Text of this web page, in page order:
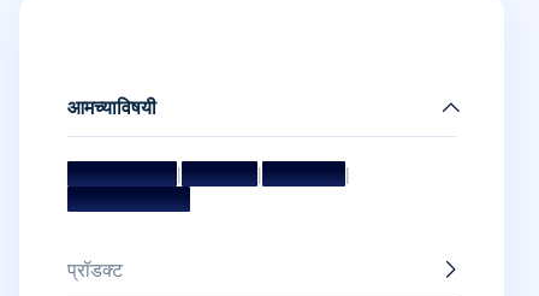
आमच्याविषयी
मिशन आणि व्हिजन|मॅनेजमेंट टीम|संचालक मंडळ|
पुरस्कार आणि सन्मान
प्रॉडक्ट